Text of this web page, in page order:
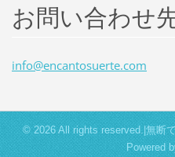
お問い合わせ
info@encantosuerte.com
© 2026 All rights reserved.|無断
Powered